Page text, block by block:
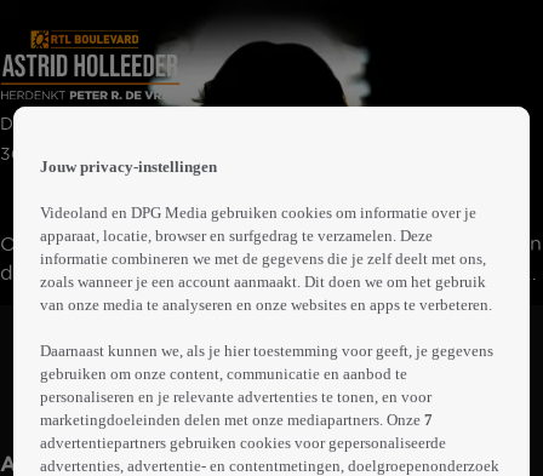
Documentaire | Misdaad | Talkshow en Interview
36min
Op 14 november zou Peter R. de Vries 65 jaar worden. In
deze special zien we een exclusief interview met Astrid
Holleeder waarin zij vertelt over haar bijzondere
Abonneren op Videoland
Meer
info
Anderen kijken ook
Jouw privacy-instellingen
Videoland en DPG Media gebruiken cookies om informatie over je
apparaat, locatie, browser en surfgedrag te verzamelen. Deze
informatie combineren we met de gegevens die je zelf deelt met ons,
zoals wanneer je een account aanmaakt. Dit doen we om het gebruik
van onze media te analyseren en onze websites en apps te verbeteren.
Daarnaast kunnen we, als je hier toestemming voor geeft, je gegevens
gebruiken om onze content, communicatie en aanbod te
personaliseren en je relevante advertenties te tonen, en voor
marketingdoeleinden delen met onze mediapartners. Onze7
advertentiepartners gebruiken cookies voor gepersonaliseerde
advertenties, advertentie- en contentmetingen, doelgroepenonderzoek